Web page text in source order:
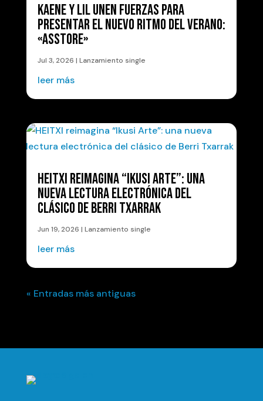
KAENE Y LIL UNEN FUERZAS PARA
PRESENTAR EL NUEVO RITMO DEL VERANO:
«ASSTORE»
Jul 3, 2026 | Lanzamiento single
leer más
HEITXI REIMAGINA “IKUSI ARTE”: UNA
NUEVA LECTURA ELECTRÓNICA DEL
CLÁSICO DE BERRI TXARRAK
Jun 19, 2026 | Lanzamiento single
leer más
« Entradas más antiguas